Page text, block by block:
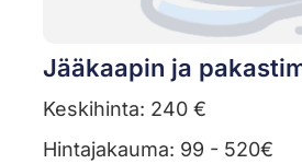
Jääkaapin ja
Keskihinta: 240 €
Hintajakauma: 99 - 520€